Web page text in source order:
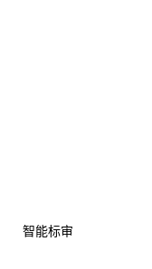
智能标审